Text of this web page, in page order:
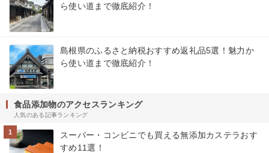
ら使い道まで徹底紹介！
島根県のふるさと納税おすすめ返礼品5選！魅力か
ら使い道まで徹底紹介！
食品添加物のアクセスランキング
人気のある記事ランキング
1
スーパー・コンビニでも買える無添加カステラおす
すめ11選！